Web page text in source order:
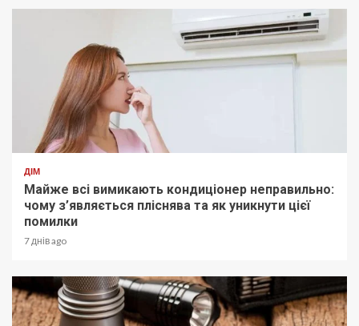
ДІМ
Майже всі вимикають кондиціонер неправильно:
чому з’являється пліснява та як уникнути цієї
помилки
7 днів ago